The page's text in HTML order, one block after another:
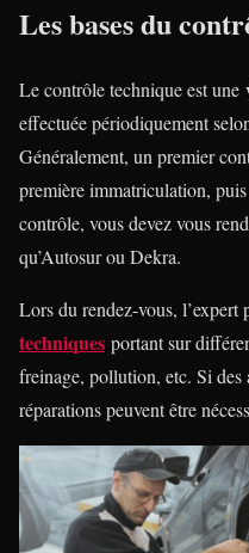
Les bases du
Le contrôle technique est une
effectuée périodiquement
Généralement, un premier
première immatriculation,
contrôle, vous devez vous
qu’Autosur ou Dekra.
Lors du rendez-vous, l’expert
techniques portant sur
freinage, pollution, etc. Si des
réparations peuvent être